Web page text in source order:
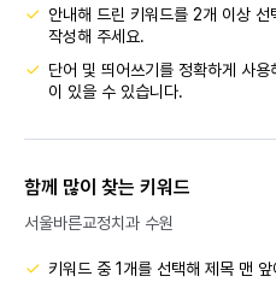
안내해 드린 키워드를 2개 이상
작성해 주세요.
단어 및 띄어쓰기를 정확하게 사
이 있을 수 있습니다.
함께 많이 찾는 키워드
서울바른교정치과 수원
키워드 중 1개를 선택해 제목 맨